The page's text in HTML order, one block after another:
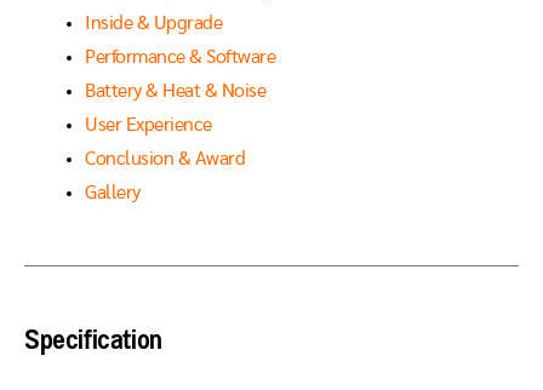
Inside & Upgrade
Performance & Software
Battery & Heat & Noise
User Experience
Conclusion & Award
Gallery
Specification